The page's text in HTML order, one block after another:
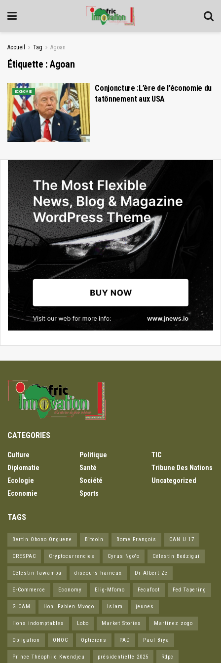
Accueil Tag Agoan
Étiquette :Agoan
ECONOMIE
Conjoncture :L’ère de l’économie du
tatônnement aux USA
CATEGORIES
Culture
Diplomatie
Ecologie
Economie
Politique
Santé
Société
Sports
TIC
Tribune Des Nations
Uncategorized
TAGS
Bertin Obono Onguene Bitcoin Bome François CAN U 17
CRESPAC Cryptocurrencies Cyrus Ngo'o Célestin Bedzigui
Célestin Tawamba discours haineux Dr Albert Ze
E-Commerce Economy Elig-Mfomo Fecafoot Fed Tapering
GICAM Hon. Fabien Mvogo Islam jeunes
lions indomptables Lobo Market Stories Martinez zogo
Obligation ONOC Opticiens PAD Paul Biya
Prince Théophile Kwendjeu présidentielle 2025 Rdpc